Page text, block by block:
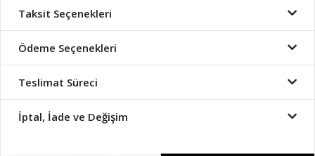
Taksit Seçenekleri
Ödeme Seçenekleri
Teslimat Süreci
İptal, İade ve Değişim